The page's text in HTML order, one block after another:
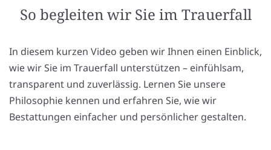
So begleiten wir Sie im Trauerfall
In diesem kurzen Video geben wir Ihnen einen Einblick,
wie wir Sie im Trauerfall unterstützen – einfühlsam,
transparent und zuverlässig. Lernen Sie unsere
Philosophie kennen und erfahren Sie, wie wir
Bestattungen einfacher und persönlicher gestalten.